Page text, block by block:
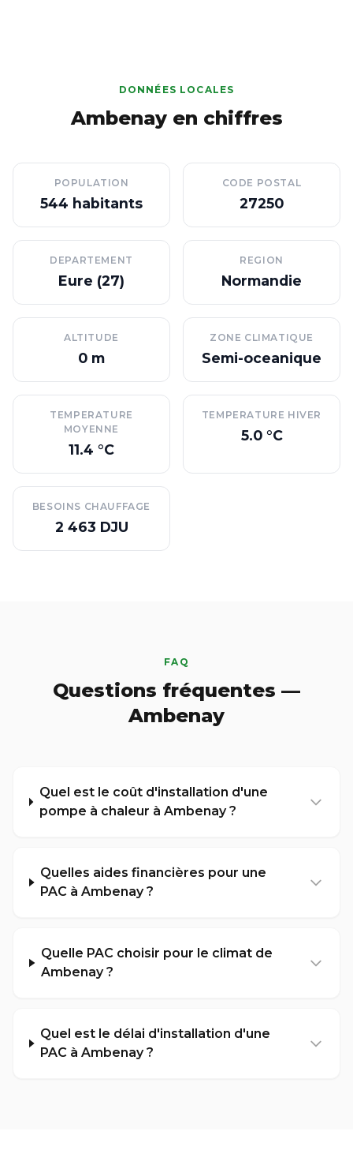
DONNÉES LOCALES
Ambenay en chiffres
POPULATION
544 habitants
CODE POSTAL
27250
DEPARTEMENT
Eure (27)
REGION
Normandie
ALTITUDE
0 m
ZONE CLIMATIQUE
Semi-oceanique
TEMPERATURE
MOYENNE
11.4 °C
TEMPERATURE HIVER
5.0 °C
BESOINS CHAUFFAGE
2 463 DJU
FAQ
Questions fréquentes —
Ambenay
Quel est le coût d'installation d'une
pompe à chaleur à Ambenay ?
Quelles aides financières pour une
PAC à Ambenay ?
Quelle PAC choisir pour le climat de
Ambenay ?
Quel est le délai d'installation d'une
PAC à Ambenay ?